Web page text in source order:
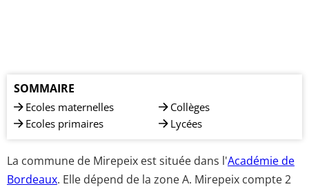
SOMMAIRE
Ecoles maternelles
Ecoles primaires
Collèges
Lycées
La commune de Mirepeix est située dans l'Académie de
Bordeaux. Elle dépend de la zone A. Mirepeix compte 2